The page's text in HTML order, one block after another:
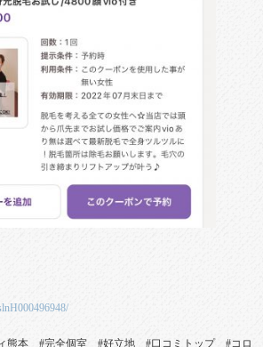
ィ熊本 #完全個室 #好立地 #口コミトップ #コロ